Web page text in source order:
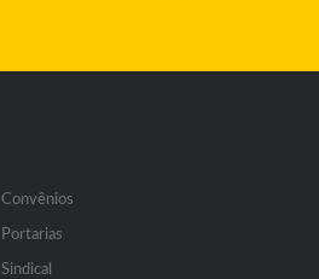
Convênios
Portarias
Sindical